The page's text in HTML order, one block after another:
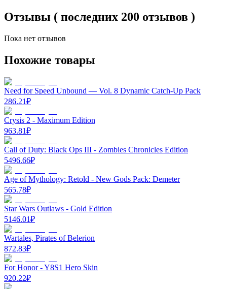
Отзывы ( последних 200 отзывов )
Пока нет отзывов
Похожие товары
Need for Speed Unbound — Vol. 8 Dynamic Catch-Up Pack
286.21₽
Crysis 2 - Maximum Edition
963.81₽
Call of Duty: Black Ops III - Zombies Chronicles Edition
5496.66₽
Age of Mythology: Retold - New Gods Pack: Demeter
565.78₽
Star Wars Outlaws - Gold Edition
5146.01₽
Wartales, Pirates of Belerion
872.83₽
For Honor - Y8S1 Hero Skin
920.22₽